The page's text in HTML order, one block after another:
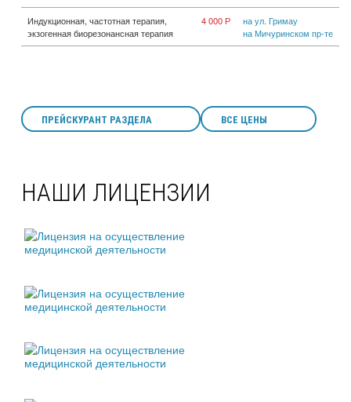
Индукционная, частотная терапия,
экзогенная биорезонансная терапия
4 000 Р
на ул. Гримау
на Мичуринском пр-те
ВСЕ ЦЕНЫ
ПРЕЙСКУРАНТ РАЗДЕЛА
НАШИ ЛИЦЕНЗИИ